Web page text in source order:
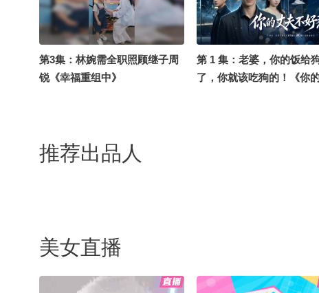
第3集：林婉需全职照顾继子周
锐《幸福重组中》
第 1 集：老婆，你的饭给
了，你就该吃狗的！《你
推荐出品人
美女直播